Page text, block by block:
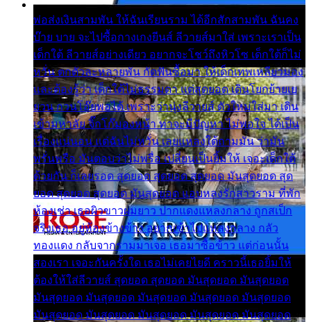
พ่อส่งเงินสามพัน ให้ฉันเรียนราม ได้อีกสักสามพัน ฉันคง
บ๊าย บาย จะไปซื้อกางเกงยีนส์ ลีวายส์มาใส่ เพราะเราเป็น
เด็กใต้ ลีวายส์อย่างเดียว อยากจะโชว์ถึงหิวโซ เด็กใต้ก็ไม่
หวั่น ตกตัวละหลายพัน กัดฟันซื้อมา ให้เด็กเทพเหลียวมอง
และต้องรู้ว่า เด็กใต้ไม่ธรรมดา แต่สุดยอด เดินโยกย้ายเย
ยวน กวนโอ๊ยพอได้ เพราะว่านุ่งลีวายส์ ตัวใหม่ใส่มา เดิน
เข้ามหาลัย จิ๊กโก๊มองหน้า ท่าจะมีปัญหา ไม่พอใจ ได้เป็น
เรื่องแน่นอน แต่ฉันไม่หวั่น เลยแหลงใต้ถามมัน ว่ามัน
พรั่นพรือ มันตอบว่าไม่พรื่อ เปลี่ยนเป็นยิ้มให้ เจอะเด็กใต้
ด้วยกัน ก็เลยรอด สุดยอด สุดยอด สุดยอด มันสุดยอด สุด
ยอด สุดยอด สุดยอด มันสุดยอด แอบหลงรักสาวราม ที่พัก
ห้องเช่า เธอผิวขาวผมยาว ปากแดงแหลงกลาง ถูกสเป็ก
จริงเธอ อยู่ห้องข้างข้าง อยากเข้าไปแหลงกลาง กลัว
ทองแดง กลับจากรามมาเจอ เธอมาซื้อข้าว แต่ก่อนนั้น
สองเรา เจอะกันครั้งใด เธอไม่เคยไยดี คราวนี้เธอยิ้มให้
ต้องให้ใส่ลีวายส์ สุดยอด สุดยอด มันสุดยอด มันสุดยอด
มันสุดยอด มันสุดยอด มันสุดยอด มันสุดยอด มันสุดยอด
มันสุดยอด มันสุดยอด มันสุดยอด มันสุดยอด มันสุดยอด